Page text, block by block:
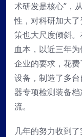
术研发是核心”，
性，对科研加大
策也大尺度倾斜
血本，以近三年为
企业的要求，花
设备，制造了多
器专项检测装备
流。
几年的努力收到